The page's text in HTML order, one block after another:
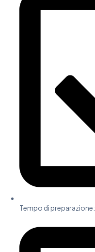
Tempo di preparazione: